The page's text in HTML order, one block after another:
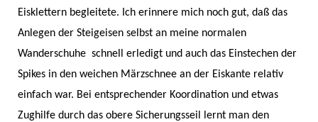
Eisklettern begleitete. Ich erinnere mich noch gut, daß das
Anlegen der Steigeisen selbst an meine normalen
Wanderschuhe schnell erledigt und auch das Einstechen der
Spikes in den weichen Märzschnee an der Eiskante relativ
einfach war. Bei entsprechender Koordination und etwas
Zughilfe durch das obere Sicherungsseil lernt man den